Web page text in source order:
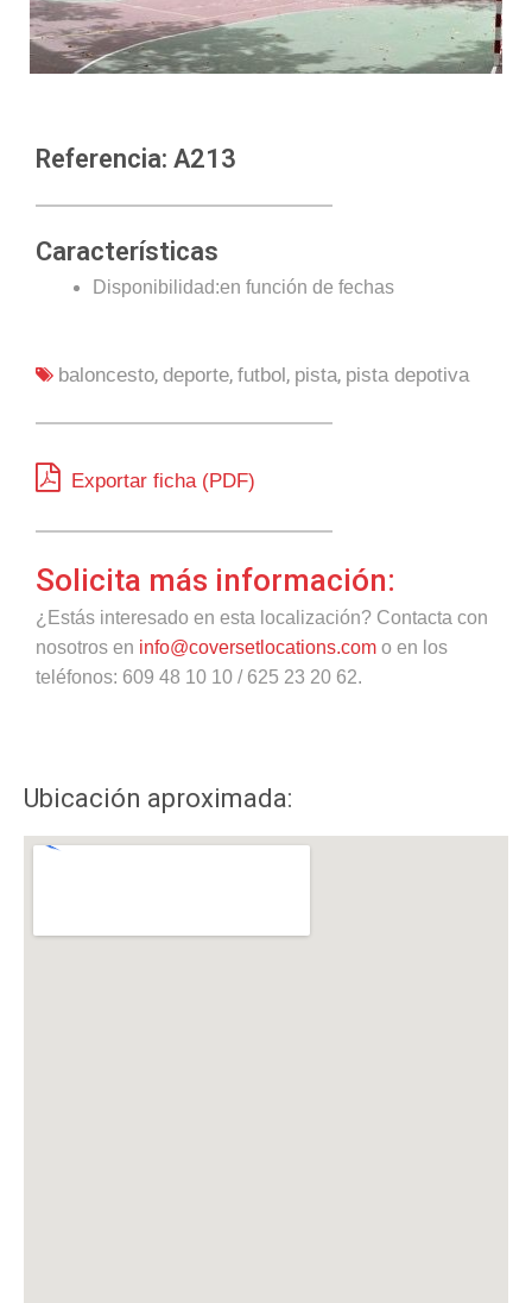
Referencia: A213
Características
Disponibilidad:en función de fechas
baloncesto, deporte, futbol, pista, pista depotiva
Exportar ficha (PDF)
Solicita más información:
¿Estás interesado en esta localización? Contacta con
nosotros en info@coversetlocations.com o en los
teléfonos: 609 48 10 10 / 625 23 20 62.
Ubicación aproximada: